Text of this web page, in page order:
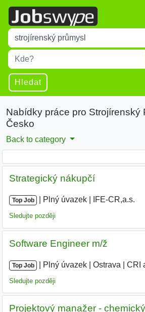
Title
Type 1 or more characters for results.
Místo
Type 1 or more characters for results.
Hledat
Nabídky práce pro Strojírenský
Česko
Back to category
Strategický nákupčí
Top Job Plný úvazek IFE-CR,a.s.
Sledujte později
Software Engineer m/ž
Top Job Plný úvazek Ostrava CRI
Sledujte později
Projektový manažer -